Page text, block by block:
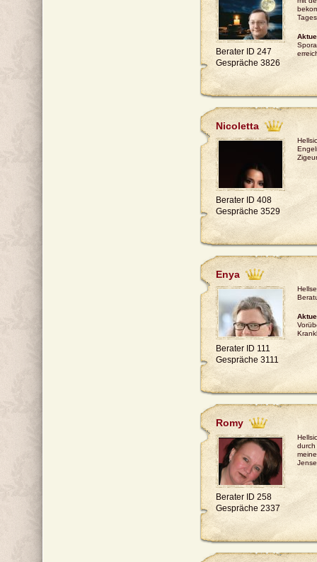
Berater ID 247
Gespräche 3826
Nicoletta
Berater ID 408
Gespräche 3529
Enya
Berater ID 111
Gespräche 3111
Romy
Berater ID 258
Gespräche 2337